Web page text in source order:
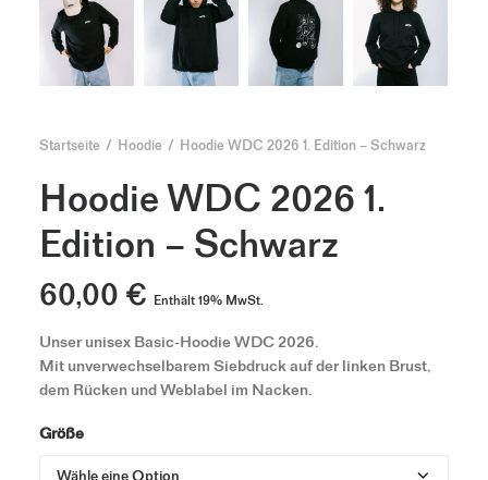
Startseite Hoodie Hoodie WDC 2026 1. Edition – Schwarz
Hoodie WDC 2026 1.
Edition – Schwarz
60,00 € Enthält 19% MwSt.
Unser unisex Basic-Hoodie WDC 2026.
Mit unverwechselbarem Siebdruck auf der linken Brust,
dem Rücken und Weblabel im Nacken.
Größe